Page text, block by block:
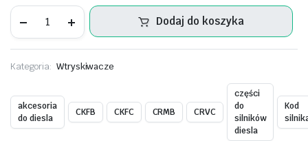
Volkswagen
04L130277D
ilość
Dodaj do koszyka
Kategoria: Wtryskiwacze
akcesoria
do diesla
CKFB CKFC CRMB CRVC
części
do
silników
diesla
Kod